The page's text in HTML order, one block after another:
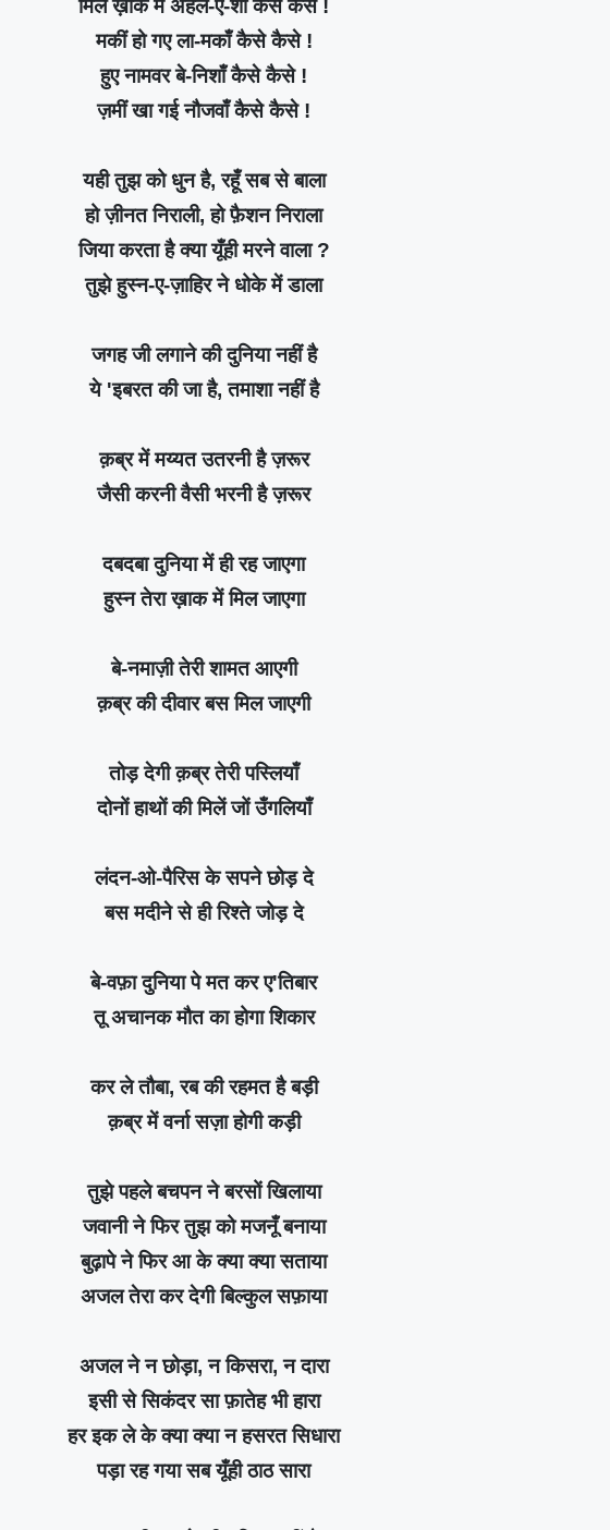
मिले ख़ाक में अहल-ए-शाँ कैसे कैसे !
मकीं हो गए ला-मकाँ कैसे कैसे !
हुए नामवर बे-निशाँ कैसे कैसे !
ज़मीं खा गई नौजवाँ कैसे कैसे !
यही तुझ को धुन है, रहूँ सब से बाला
हो ज़ीनत निराली, हो फ़ैशन निराला
जिया करता है क्या यूँही मरने वाला ?
तुझे हुस्न-ए-ज़ाहिर ने धोके में डाला
जगह जी लगाने की दुनिया नहीं है
ये 'इबरत की जा है, तमाशा नहीं है
क़ब्र में मय्यत उतरनी है ज़रूर
जैसी करनी वैसी भरनी है ज़रूर
दबदबा दुनिया में ही रह जाएगा
हुस्न तेरा ख़ाक में मिल जाएगा
बे-नमाज़ी तेरी शामत आएगी
क़ब्र की दीवार बस मिल जाएगी
तोड़ देगी क़ब्र तेरी पस्लियाँ
दोनों हाथों की मिलें जों उँगलियाँ
लंदन-ओ-पैरिस के सपने छोड़ दे
बस मदीने से ही रिश्ते जोड़ दे
बे-वफ़ा दुनिया पे मत कर ए'तिबार
तू अचानक मौत का होगा शिकार
कर ले तौबा, रब की रहमत है बड़ी
क़ब्र में वर्ना सज़ा होगी कड़ी
तुझे पहले बचपन ने बरसों खिलाया
जवानी ने फिर तुझ को मजनूँ बनाया
बुढ़ापे ने फिर आ के क्या क्या सताया
अजल तेरा कर देगी बिल्कुल सफ़ाया
अजल ने न छोड़ा, न किसरा, न दारा
इसी से सिकंदर सा फ़ातेह भी हारा
हर इक ले के क्या क्या न हसरत सिधारा
पड़ा रह गया सब यूँही ठाठ सारा